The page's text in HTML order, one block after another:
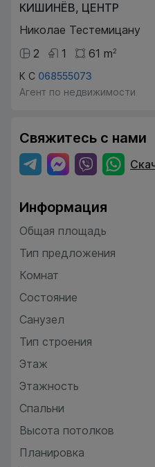
КИШИНЁВ, ЦЕНТР
Николае Тестемицану
2
1 61 m2
К С 068555073
Агент по недвижимости
Свяжитесь с нами
Информация
Общая площадь
Тип предложения
Комнат
Состояние
Санузел
Тип строения
Этаж
Этажность
Спальни
Высота потолков
Планировка